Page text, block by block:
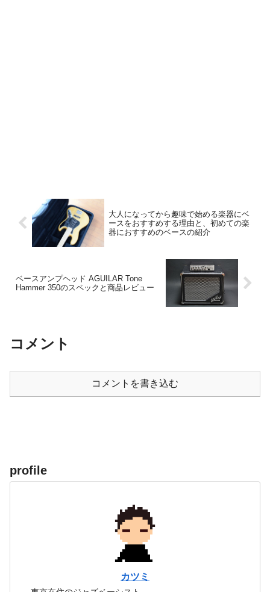
大人になってから趣味で始める楽器にベ
ースをおすすめする理由と、初めての楽
器におすすめのベースの紹介
ベースアンプヘッド AGUILAR Tone
Hammer 350のスペックと商品レビュー
コメント
コメントを書き込む
profile
カツミ